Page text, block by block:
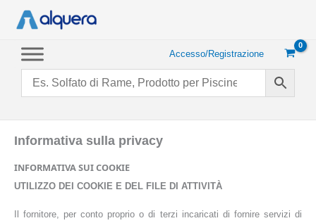
Accesso/Registrazione
Informativa sulla privacy
INFORMATIVA SUI COOKIE
UTILIZZO DEI COOKIE E DEL FILE DI ATTIVITÀ
Il fornitore, per conto proprio o di terzi incaricati di fornire servizi di